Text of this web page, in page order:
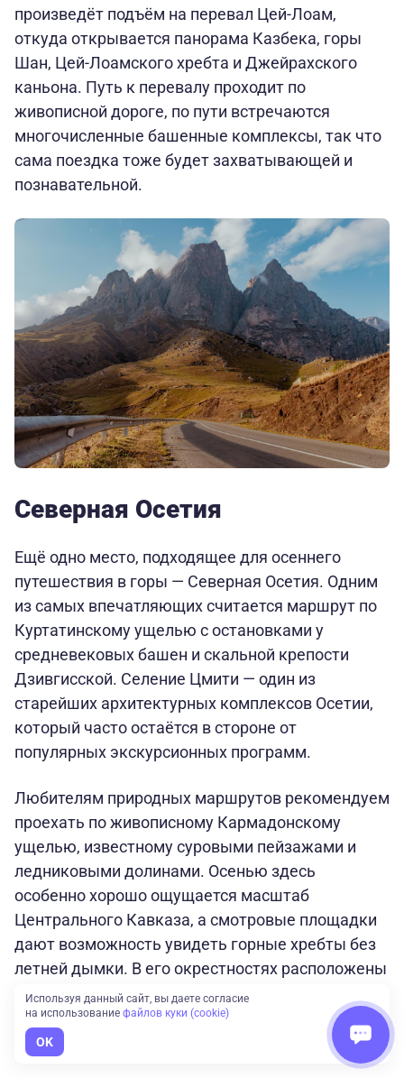
произведёт подъём на перевал Цей-Лоам,
откуда открывается панорама Казбека, горы
Шан, Цей-Лоамского хребта и Джейрахского
каньона. Путь к перевалу проходит по
живописной дороге, по пути встречаются
многочисленные башенные комплексы, так что
сама поездка тоже будет захватывающей и
познавательной.
Северная Осетия
Ещё одно место, подходящее для осеннего
путешествия в горы — Северная Осетия. Одним
из самых впечатляющих считается маршрут по
Куртатинскому ущелью с остановками у
средневековых башен и скальной крепости
Дзивгисской. Селение Цмити — один из
старейших архитектурных комплексов Осетии,
который часто остаётся в стороне от
популярных экскурсионных программ.
Любителям природных маршрутов рекомендуем
проехать по живописному Кармадонскому
ущелью, известному суровыми пейзажами и
ледниковыми долинами. Осенью здесь
особенно хорошо ощущается масштаб
Центрального Кавказа, а смотровые площадки
дают возможность увидеть горные хребты без
летней дымки. В его окрестностях расположены
другие достопримечательности региона: самый
высокогорный монастырь страны и комплекс
склепов Даргавс.
Используя данный сайт, вы даете согласие
на использование файлов куки (cookie)
OK